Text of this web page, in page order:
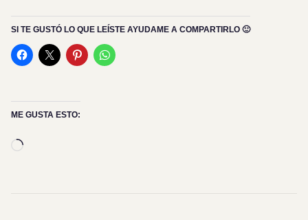
SI TE GUSTÓ LO QUE LEÍSTE AYUDAME A COMPARTIRLO 🙂
ME GUSTA ESTO:
Cargando...